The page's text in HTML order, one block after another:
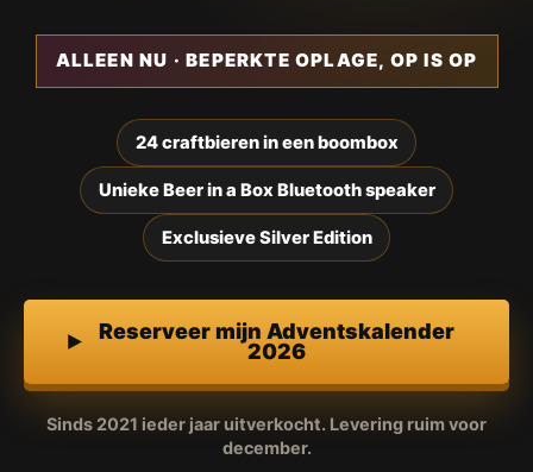
ALLEEN NU · BEPERKTE OPLAGE, OP IS OP
24 craftbieren in een boombox
Unieke Beer in a Box Bluetooth speaker
Exclusieve Silver Edition
Reserveer mijn Adventskalender
2026
Sinds 2021 ieder jaar uitverkocht. Levering ruim voor
december.